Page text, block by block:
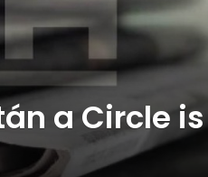
a Circle is